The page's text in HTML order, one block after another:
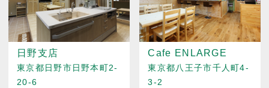
日野支店
東京都日野市日野本町2-
20-6
Cafe ENLARGE
東京都八王子市千人町4-
3-2